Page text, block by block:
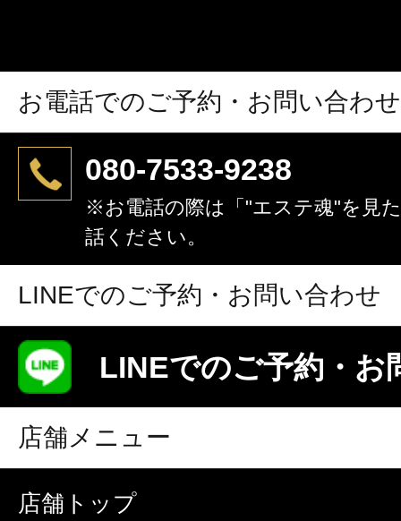
お電話でのご予約・お問い合わせ
080-7533-9238
※お電話の際は「"エステ魂"を見
話ください。
LINEでのご予約・お問い合わせ
LINEでのご予約・お
店舗メニュー
店舗トップ